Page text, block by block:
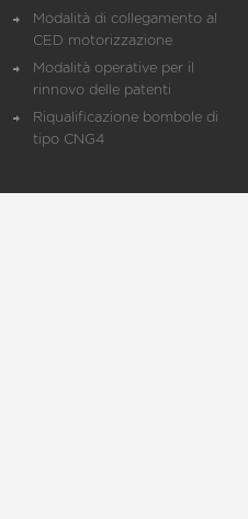
Modalità di collegamento al
CED motorizzazione
Modalità operative per il
rinnovo delle patenti
Riqualificazione bombole di
tipo CNG4